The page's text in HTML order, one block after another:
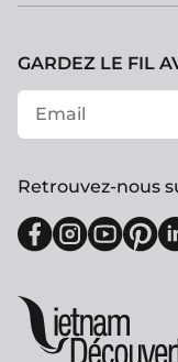
GARDEZ LE FIL
Retrouvez-nous